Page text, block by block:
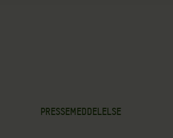
PRESSEMEDDELELSE